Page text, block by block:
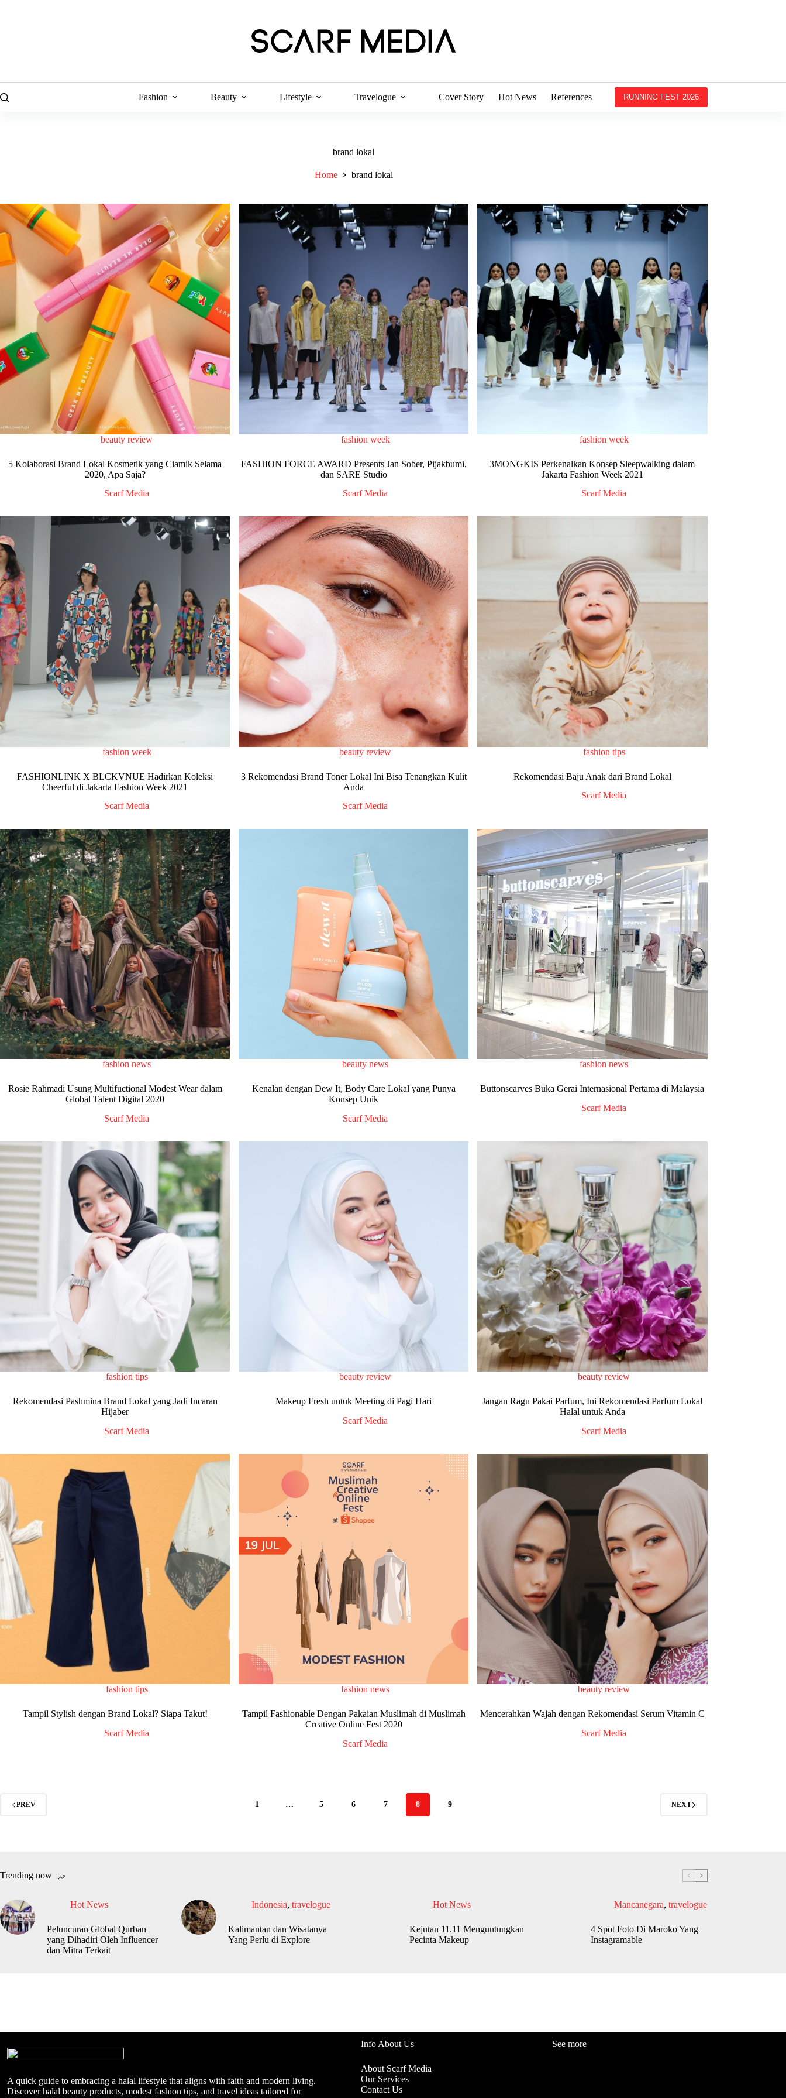
Fashion Beauty Lifestyle Travelogue Cover Story Hot News References RUNNING FEST 2026
brand lokal
Home brand lokal
beauty review
5 Kolaborasi Brand Lokal Kosmetik yang Ciamik Selama
2020, Apa Saja?
Scarf Media
fashion week
FASHION FORCE AWARD Presents Jan Sober, Pijakbumi,
dan SARE Studio
Scarf Media
fashion week
3MONGKIS Perkenalkan Konsep Sleepwalking dalam
Jakarta Fashion Week 2021
Scarf Media
fashion week
FASHIONLINK X BLCKVNUE Hadirkan Koleksi
Cheerful di Jakarta Fashion Week 2021
Scarf Media
beauty review
3 Rekomendasi Brand Toner Lokal Ini Bisa Tenangkan Kulit
Anda
Scarf Media
fashion tips
Rekomendasi Baju Anak dari Brand Lokal
Scarf Media
fashion news
Rosie Rahmadi Usung Multifuctional Modest Wear dalam
Global Talent Digital 2020
Scarf Media
beauty news
Kenalan dengan Dew It, Body Care Lokal yang Punya
Konsep Unik
Scarf Media
fashion news
Buttonscarves Buka Gerai Internasional Pertama di Malaysia
Scarf Media
fashion tips
Rekomendasi Pashmina Brand Lokal yang Jadi Incaran
Hijaber
Scarf Media
beauty review
Makeup Fresh untuk Meeting di Pagi Hari
Scarf Media
beauty review
Jangan Ragu Pakai Parfum, Ini Rekomendasi Parfum Lokal
Halal untuk Anda
Scarf Media
fashion tips
Tampil Stylish dengan Brand Lokal? Siapa Takut!
Scarf Media
fashion news
Tampil Fashionable Dengan Pakaian Muslimah di Muslimah
Creative Online Fest 2020
Scarf Media
beauty review
Mencerahkan Wajah dengan Rekomendasi Serum Vitamin C
Scarf Media
PREV 1 … 5 6 7 8 9 NEXT
Trending now
Hot News
Peluncuran Global Qurban
yang Dihadiri Oleh Influencer
dan Mitra Terkait
Indonesia, travelogue
Kalimantan dan Wisatanya
Yang Perlu di Explore
Hot News
Kejutan 11.11 Menguntungkan
Pecinta Makeup
Mancanegara, travelogue
4 Spot Foto Di Maroko Yang
Instagramable
A quick guide to embracing a halal lifestyle that aligns with faith and modern living.
Discover halal beauty products, modest fashion tips, and travel ideas tailored for
Info About Us
About Scarf Media
Our Services
Contact Us
See more